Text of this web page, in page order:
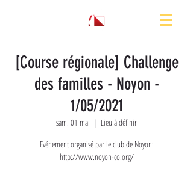
[Course régionale] Challenge
des familles - Noyon -
1/05/2021
sam. 01 mai
  |
Lieu à définir
Evénement organisé par le club de Noyon:
http://www.noyon-co.org/